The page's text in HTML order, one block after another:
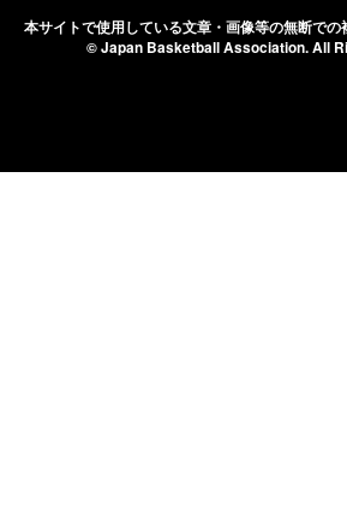
本サイトで使用している文章・画像等の無断での
© Japan Basketball Association.All